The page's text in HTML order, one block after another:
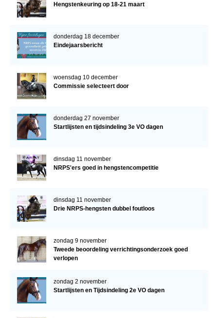
Hengstenkeuring op 18-21 maart
donderdag 18 december
Eindejaarsbericht
woensdag 10 december
Commissie selecteert door
donderdag 27 november
Startlijsten en tijdsindeling 3e VO dagen
dinsdag 11 november
NRPS'ers goed in hengstencompetitie
dinsdag 11 november
Drie NRPS-hengsten dubbel foutloos
zondag 9 november
Tweede beoordeling verrichtingsonderzoek goed
verlopen
zondag 2 november
Startlijsten en Tijdsindeling 2e VO dagen